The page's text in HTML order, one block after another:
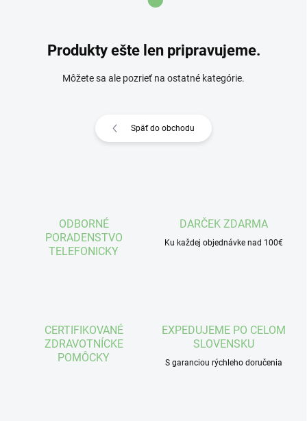
Produkty ešte len pripravujeme.
Môžete sa ale pozrieť na ostatné kategórie.
Späť do obchodu
ODBORNÉ
PORADENSTVO
TELEFONICKY
DARČEK ZDARMA
Ku každej objednávke nad 100€
CERTIFIKOVANÉ
ZDRAVOTNÍCKE
POMÔCKY
EXPEDUJEME PO CELOM
SLOVENSKU
S garanciou rýchleho doručenia